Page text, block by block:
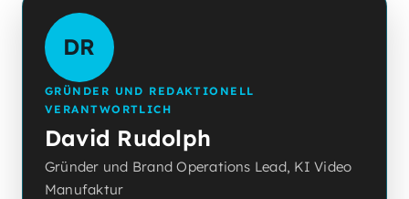
DR
GRÜNDER UND REDAKTIONELL
VERANTWORTLICH
David Rudolph
Gründer und Brand Operations Lead, KI Video
Manufaktur